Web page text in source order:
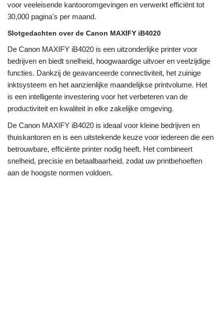
voor veeleisende kantooromgevingen en verwerkt efficiënt tot
30,000 pagina's per maand.
Slotgedachten over de Canon MAXIFY iB4020
De Canon MAXIFY iB4020 is een uitzonderlijke printer voor
bedrijven en biedt snelheid, hoogwaardige uitvoer en veelzijdige
functies. Dankzij de geavanceerde connectiviteit, het zuinige
inktsysteem en het aanzienlijke maandelijkse printvolume. Het
is een intelligente investering voor het verbeteren van de
productiviteit en kwaliteit in elke zakelijke omgeving.
De Canon MAXIFY iB4020 is ideaal voor kleine bedrijven en
thuiskantoren en is een uitstekende keuze voor iedereen die een
betrouwbare, efficiënte printer nodig heeft. Het combineert
snelheid, precisie en betaalbaarheid, zodat uw printbehoeften
aan de hoogste normen voldoen.